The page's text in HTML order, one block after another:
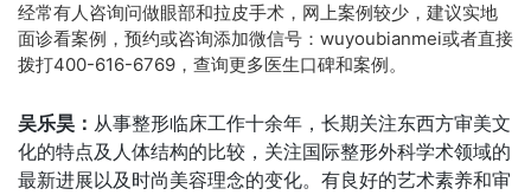
经常有人咨询问做眼部和拉皮手术，网上案例较少，建议实地
面诊看案例，预约或咨询添加微信号：wuyoubianmei或者直接
拨打400-616-6769，查询更多医生口碑和案例。
吴乐昊： 从事整形临床工作十余年，长期关注东西方审美文
化的特点及人体结构的比较，关注国际整形外科学术领域的
最新进展以及时尚美容理念的变化。有良好的艺术素养和审